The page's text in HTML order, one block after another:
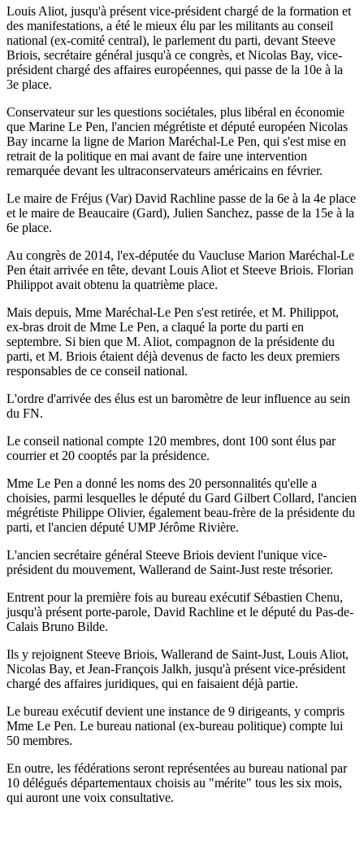
Louis Aliot, jusqu'à présent vice-président chargé de la formation et
des manifestations, a été le mieux élu par les militants au conseil
national (ex-comité central), le parlement du parti, devant Steeve
Briois, secrétaire général jusqu'à ce congrès, et Nicolas Bay, vice-
président chargé des affaires européennes, qui passe de la 10e à la
3e place.
Conservateur sur les questions sociétales, plus libéral en économie
que Marine Le Pen, l'ancien mégrétiste et député européen Nicolas
Bay incarne la ligne de Marion Maréchal-Le Pen, qui s'est mise en
retrait de la politique en mai avant de faire une intervention
remarquée devant les ultraconservateurs américains en février.
Le maire de Fréjus (Var) David Rachline passe de la 6e à la 4e place
et le maire de Beaucaire (Gard), Julien Sanchez, passe de la 15e à la
6e place.
Au congrès de 2014, l'ex-députée du Vaucluse Marion Maréchal-Le
Pen était arrivée en tête, devant Louis Aliot et Steeve Briois. Florian
Philippot avait obtenu la quatrième place.
Mais depuis, Mme Maréchal-Le Pen s'est retirée, et M. Philippot,
ex-bras droit de Mme Le Pen, a claqué la porte du parti en
septembre. Si bien que M. Aliot, compagnon de la présidente du
parti, et M. Briois étaient déjà devenus de facto les deux premiers
responsables de ce conseil national.
L'ordre d'arrivée des élus est un baromètre de leur influence au sein
du FN.
Le conseil national compte 120 membres, dont 100 sont élus par
courrier et 20 cooptés par la présidence.
Mme Le Pen a donné les noms des 20 personnalités qu'elle a
choisies, parmi lesquelles le député du Gard Gilbert Collard, l'ancien
mégrétiste Philippe Olivier, également beau-frère de la présidente du
parti, et l'ancien député UMP Jérôme Rivière.
L'ancien secrétaire général Steeve Briois devient l'unique vice-
président du mouvement, Wallerand de Saint-Just reste trésorier.
Entrent pour la première fois au bureau exécutif Sébastien Chenu,
jusqu'à présent porte-parole, David Rachline et le député du Pas-de-
Calais Bruno Bilde.
Ils y rejoignent Steeve Briois, Wallerand de Saint-Just, Louis Aliot,
Nicolas Bay, et Jean-François Jalkh, jusqu'à présent vice-président
chargé des affaires juridiques, qui en faisaient déjà partie.
Le bureau exécutif devient une instance de 9 dirigeants, y compris
Mme Le Pen. Le bureau national (ex-bureau politique) compte lui
50 membres.
En outre, les fédérations seront représentées au bureau national par
10 délégués départementaux choisis au "mérite" tous les six mois,
qui auront une voix consultative.